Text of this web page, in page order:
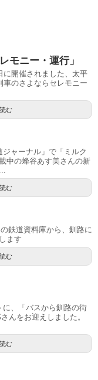
モニー・運行」
開催されました、太平
のさよならセレモニー
む
ャーナル」で「ミルク
中の蜂谷あす美さんの新
む
鉄道資料庫から、釧路に
ます
む
、「バスから釧路の街
んをお迎えしました。
む